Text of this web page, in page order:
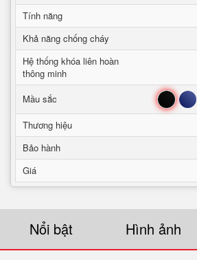
Tính năng
Khả năng chống cháy
Hệ thống khóa liên hoàn
thông minh
Mầu sắc
Đen Xanh
Thương hiệu
Bảo hành
Giá
Nổi bật Hình ảnh